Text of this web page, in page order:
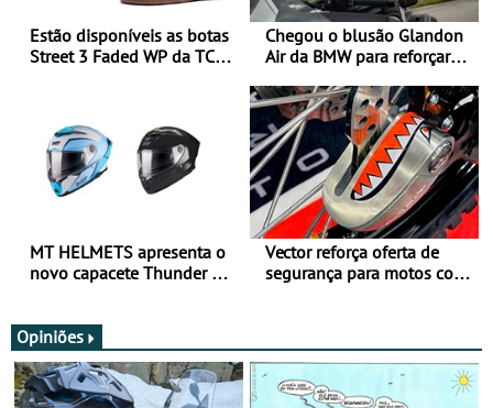
Estão disponíveis as botas
Street 3 Faded WP da TCX
Chegou o blusão Glandon
Air da BMW para reforçar
verão
MT HELMETS apresenta o
novo capacete Thunder 4 R
Vector reforça oferta de
segurança para motos com
Opiniões